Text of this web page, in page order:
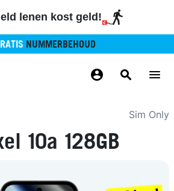
lenen kost geld!
Sim Only
10a 128GB